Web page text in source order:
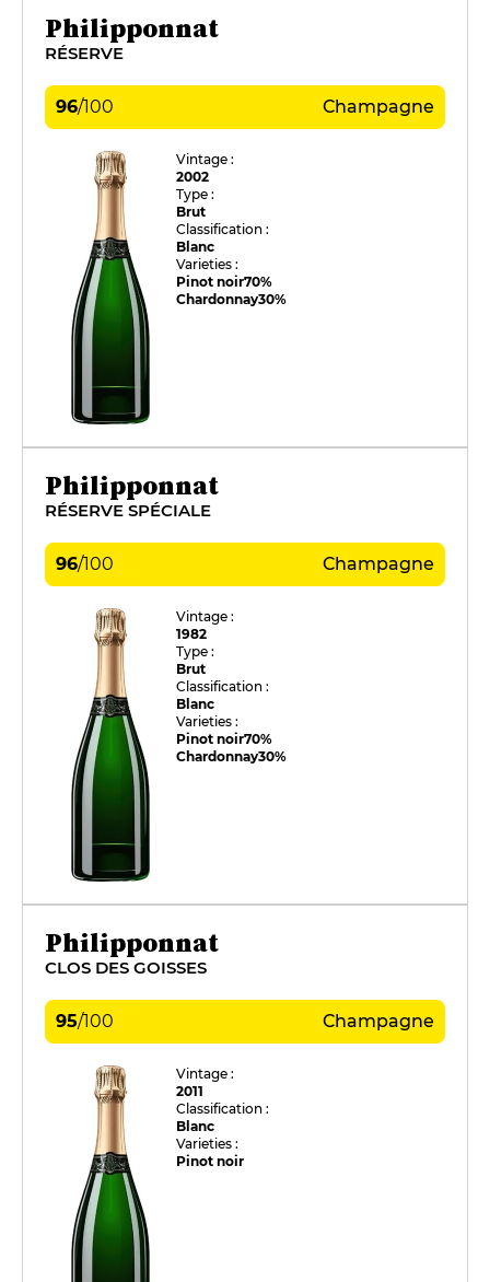
Philipponnat
RÉSERVE
96/100 Champagne
Vintage :
2002
Type :
Brut
Classification :
Blanc
Varieties :
Pinot noir70%
Chardonnay30%
Philipponnat
RÉSERVE SPÉCIALE
96/100 Champagne
Vintage :
1982
Type :
Brut
Classification :
Blanc
Varieties :
Pinot noir70%
Chardonnay30%
Philipponnat
CLOS DES GOISSES
95/100 Champagne
Vintage :
2011
Classification :
Blanc
Varieties :
Pinot noir